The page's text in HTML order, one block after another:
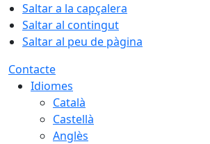
Saltar a la capçalera
Saltar al contingut
Saltar al peu de pàgina
Contacte
Idiomes
Català
Castellà
Anglès